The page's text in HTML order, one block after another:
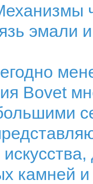
эмали
Bovet
камней